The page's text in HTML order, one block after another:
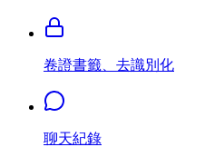
卷證書籤、去識別化
聊天紀錄